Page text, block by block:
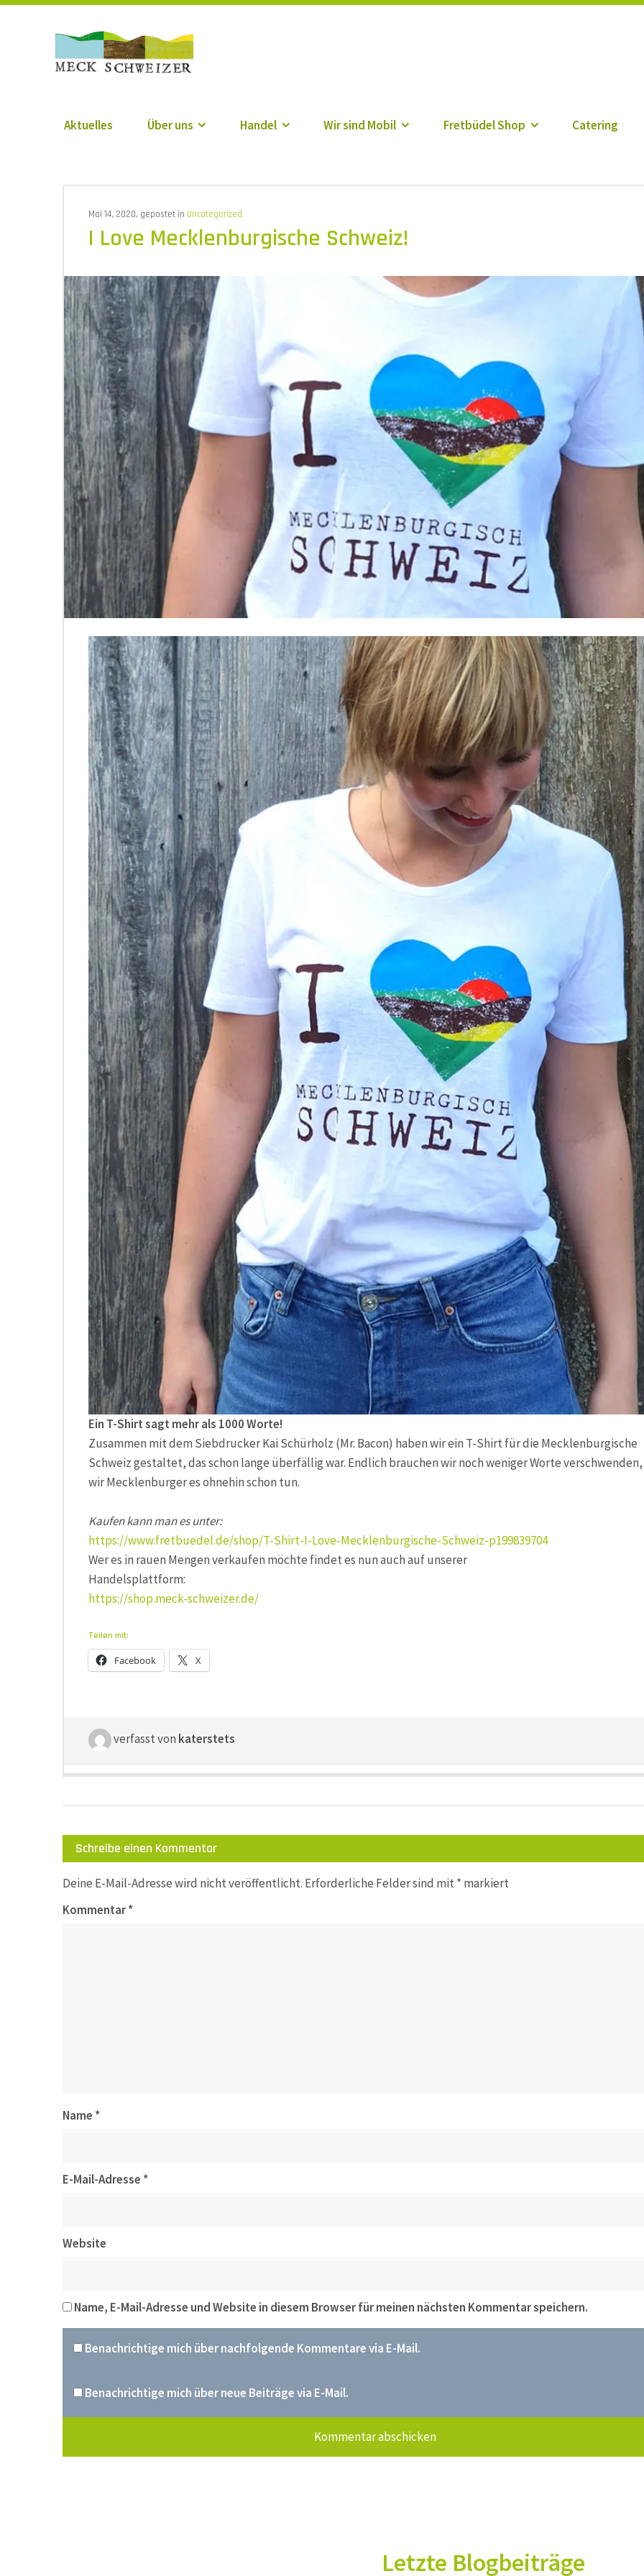
Aktuelles Über uns Handel Wir sind Mobil Fretbüdel Shop Catering
Mai 14, 2020, gepostet in Uncategorized
I Love Mecklenburgische Schweiz!
Ein T-Shirt sagt mehr als 1000 Worte!
Zusammen mit dem Siebdrucker Kai Schürholz (Mr. Bacon) haben wir ein T-Shirt für die Mecklenburgische
Schweiz gestaltet, das schon lange überfällig war. Endlich brauchen wir noch weniger Worte verschwenden,
wir Mecklenburger es ohnehin schon tun.
Kaufen kann man es unter:
https://www.fretbuedel.de/shop/T-Shirt-I-Love-Mecklenburgische-Schweiz-p199839704
Wer es in rauen Mengen verkaufen möchte findet es nun auch auf unserer
Handelsplattform:
https://shop.meck-schweizer.de/
Teilen mit:
Facebook X
verfasst von katerstets
Schreibe einen Kommentar
Deine E-Mail-Adresse wird nicht veröffentlicht. Erforderliche Felder sind mit* markiert
Kommentar*
Name *
E-Mail-Adresse *
Website
Name, E-Mail-Adresse und Website in diesem Browser für meinen nächsten Kommentar speichern.
Benachrichtige mich über nachfolgende Kommentare via E-Mail.
Benachrichtige mich über neue Beiträge via E-Mail.
Letzte Blogbeiträge